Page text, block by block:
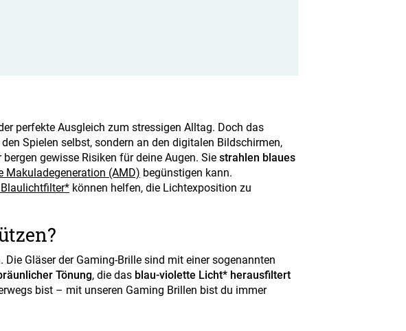
perfekte Ausgleich zum stressigen Alltag. Doch das
Spielen selbst, sondern an den digitalen Bildschirmen,
gewisse Risiken für deine Augen. Sie strahlen blaues
Makuladegeneration (AMD) begünstigen kann.
können helfen, die Lichtexposition zu
Die Gläser der Gaming-Brille sind mit einer sogenannten
Tönung, die das blau-violette Licht* herausfiltert
bist – mit unseren Gaming Brillen bist du immer